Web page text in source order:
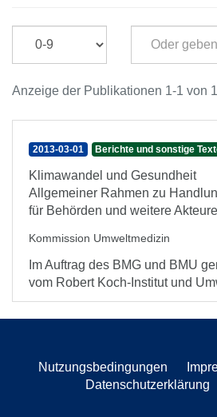
Anzeige der Publikationen 1-1 von 1
2013-03-01 Berichte und sonstige
Klimawandel und Gesundheit
Allgemeiner Rahmen zu
für Behörden und weitere
Kommission Umweltmedizin
Im Auftrag des BMG und BMU
vom Robert Koch-Institut und
Nutzungsbedingungen
Datenschutzerklärung